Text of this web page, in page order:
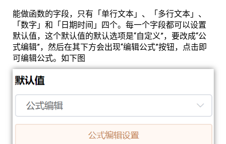
能做函数的字段，只有「单行文本」、「多行文本」、
「数字」和「日期时间」四个。每一个字段都可以设置
默认值，这个默认值的默认选项是“自定义”，要改成“公
式编辑”，然后在其下方会出现“编辑公式”按钮，点击即
可编辑公式。如下图